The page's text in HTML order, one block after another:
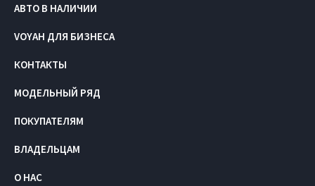
АВТО В НАЛИЧИИ
VOYAH ДЛЯ БИЗНЕСА
КОНТАКТЫ
МОДЕЛЬНЫЙ РЯД
ПОКУПАТЕЛЯМ
ВЛАДЕЛЬЦАМ
О НАС